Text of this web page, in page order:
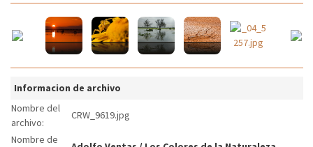
Informacion de archivo
Nombre del
archivo:
CRW_9619.jpg
Nombre de